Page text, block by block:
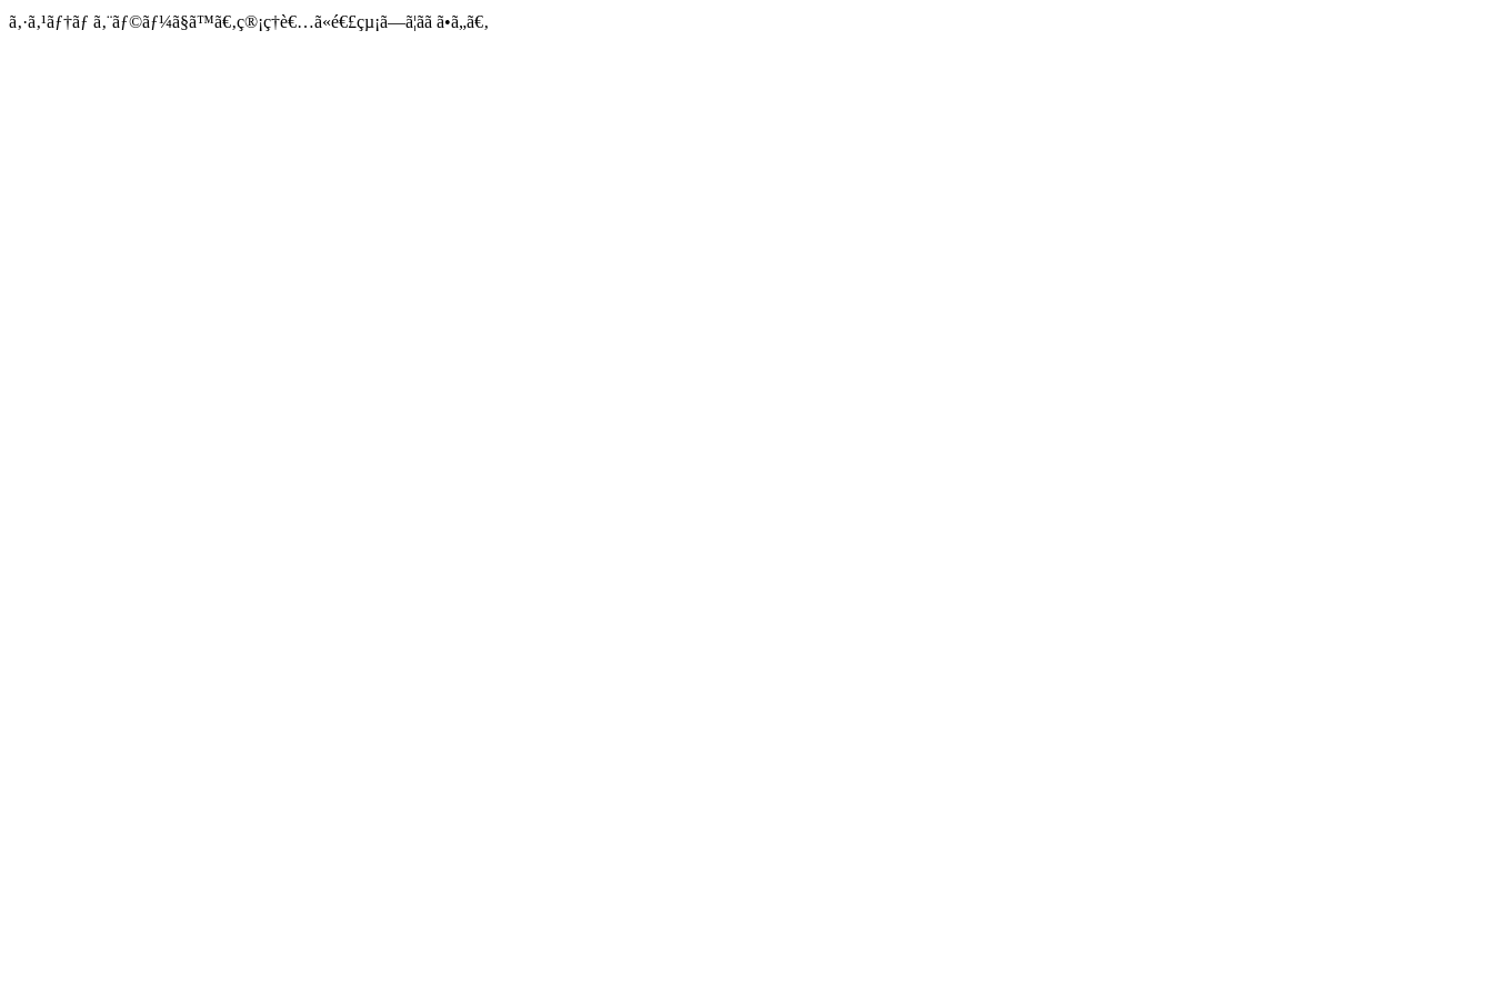
ã‚·ã‚¹ãƒ†ãƒ ã‚¨ãƒ©ãƒ¼ã§ã™ã€‚ç®¡ç†è€…ã«é€£çµ¡ã—ã¦ãã ã•ã„ã€‚